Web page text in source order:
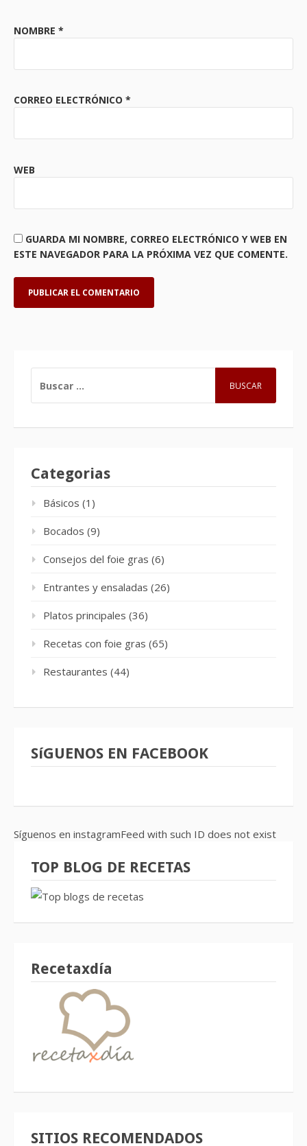
NOMBRE *
CORREO ELECTRÓNICO *
WEB
GUARDA MI NOMBRE, CORREO ELECTRÓNICO Y WEB EN
ESTE NAVEGADOR PARA LA PRÓXIMA VEZ QUE COMENTE.
Categorias
Básicos (1)
Bocados (9)
Consejos del foie gras (6)
Entrantes y ensaladas (26)
Platos principales (36)
Recetas con foie gras (65)
Restaurantes (44)
SíGUENOS EN FACEBOOK
Síguenos en instagramFeed with such ID does not exist
TOP BLOG DE RECETAS
Recetaxdía
SITIOS RECOMENDADOS